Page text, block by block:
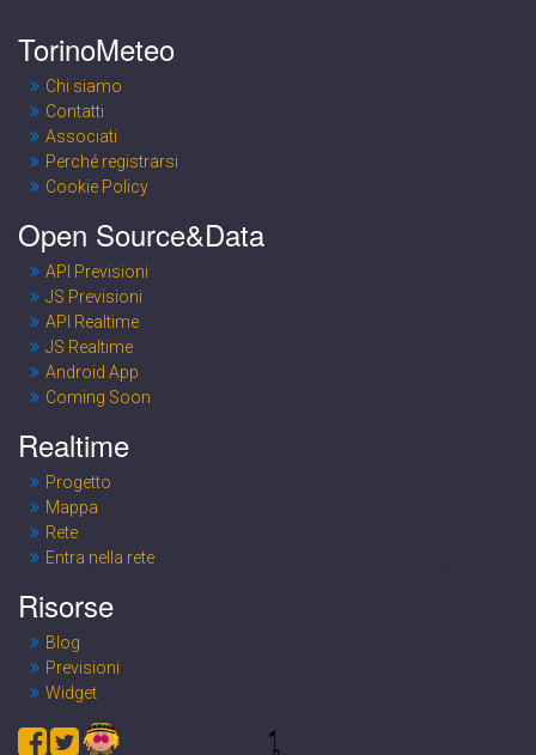
TorinoMeteo
Chi siamo
Contatti
Associati
Perché registrarsi
Cookie Policy
Open Source&Data
API Previsioni
JS Previsioni
API Realtime
JS Realtime
Android App
Coming Soon
Realtime
Progetto
Mappa
Rete
Entra nella rete
Risorse
Blog
Previsioni
Widget